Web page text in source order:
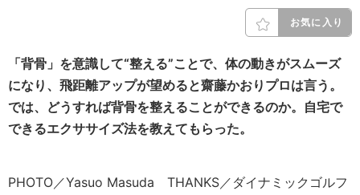
お気に入り
「背骨」を意識して“整える”ことで、体の動きがスムーズ
になり、飛距離アップが望めると齋藤かおりプロは言う。
では、どうすれば背骨を整えることができるのか。自宅で
できるエクササイズ法を教えてもらった。
PHOTO／Yasuo Masuda THANKS／ダイナミックゴルフ